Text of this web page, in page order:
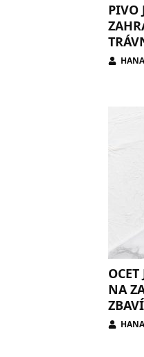
PIVO
NA